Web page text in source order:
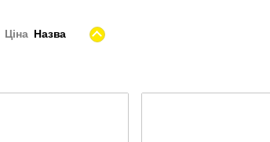
Ціна Назва